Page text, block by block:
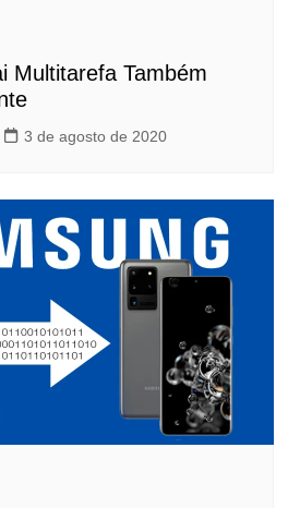
Multitarefa Também
3 de agosto de 2020